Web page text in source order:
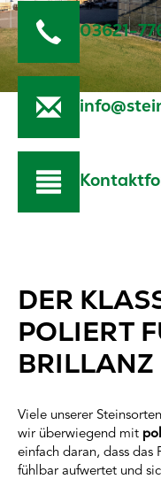
03621-
DER
POLIERT
BRILLANZ
Viele unserer
wir überwiegend mit
einfach daran, dass das
fühlbar aufwertet und